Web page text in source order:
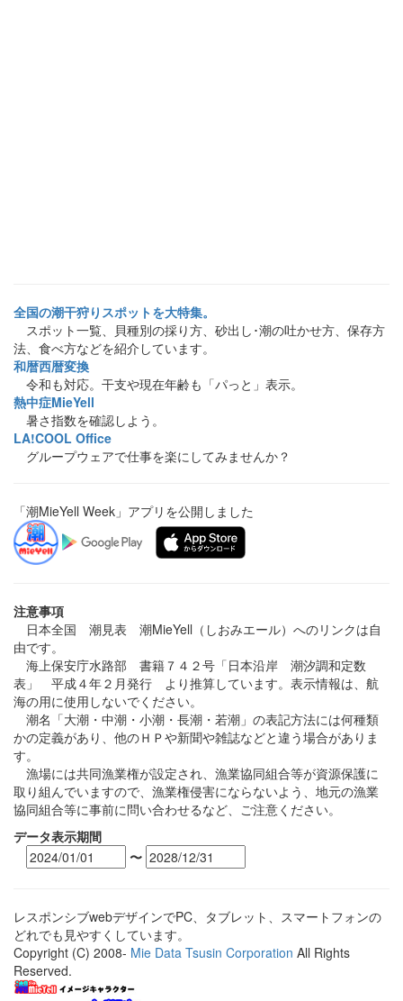
全国の潮干狩りスポットを大特集。
スポット一覧、貝種別の採り方、砂出し･潮の吐かせ方、保存方
法、食べ方などを紹介しています。
和暦西暦変換
令和も対応。干支や現在年齢も「パっと」表示。
熱中症MieYell
暑さ指数を確認しよう。
LA!COOL Office
グループウェアで仕事を楽にしてみませんか？
「潮MieYell Week」アプリを公開しました
注意事項
日本全国 潮見表 潮MieYell（しおみエール）へのリンクは自
由です。
海上保安庁水路部 書籍７４２号「日本沿岸 潮汐調和定数
表」 平成４年２月発行 より推算しています。表示情報は、航
海の用に使用しないでください。
潮名「大潮・中潮・小潮・長潮・若潮」の表記方法には何種類
かの定義があり、他のＨＰや新聞や雑誌などと違う場合がありま
す。
漁場には共同漁業権が設定され、漁業協同組合等が資源保護に
取り組んでいますので、漁業権侵害にならないよう、地元の漁業
協同組合等に事前に問い合わせるなど、ご注意ください。
データ表示期間
〜
レスポンシブwebデザインでPC、タブレット、スマートフォンの
どれでも見やすくしています。
Copyright (C) 2008- Mie Data Tsusin Corporation All Rights
Reserved.